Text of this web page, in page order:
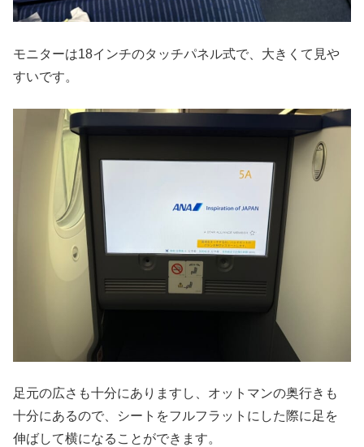
モニターは18インチのタッチパネル式で、大きくて見や
すいです。
足元の広さも十分にありますし、オットマンの奥行きも
十分にあるので、シートをフルフラットにした際に足を
伸ばして横になることができます。